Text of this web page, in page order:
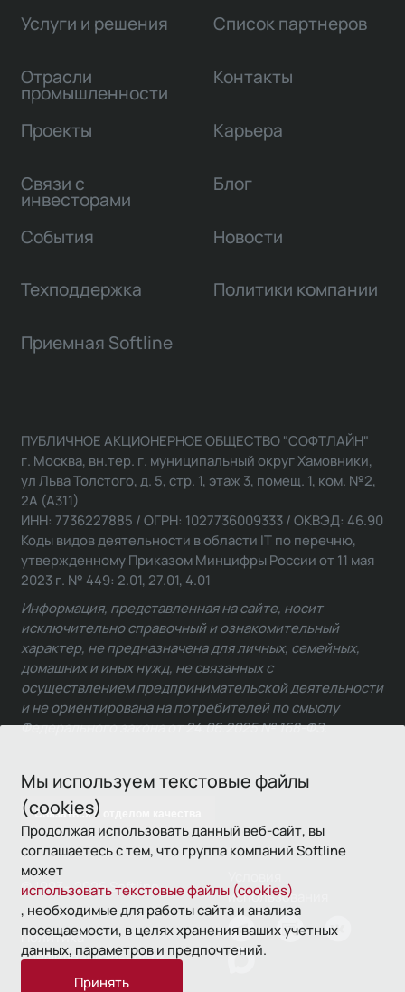
Мы используем текстовые файлы
(cookies)
Продолжая использовать данный веб-сайт, вы
соглашаетесь с тем, что группа компаний Softline
может
использовать текстовые файлы (cookies)
, необходимые для работы сайта и анализа
посещаемости, в целях хранения ваших учетных
данных, параметров и предпочтений.
Принять
Услуги и решения
Отрасли
промышленности
Проекты
Связи с
инвесторами
Список партнеров
Контакты
Карьера
Блог
События Новости
Техподдержка Политики компании
Приемная Softline
Связаться с отделом качества
ПУБЛИЧНОЕ АКЦИОНЕРНОЕ ОБЩЕСТВО "СОФТЛАЙН"
г. Москва, вн.тер. г. муниципальный округ Хамовники,
ул Льва Толстого, д. 5, стр. 1, этаж 3, помещ. 1, ком. №2,
2А (А311)
ИНН: 7736227885 / ОГРН: 1027736009333 / ОКВЭД: 46.90
Коды видов деятельности в области IT по перечню,
утвержденному Приказом Минцифры России от 11 мая
2023 г. № 449: 2.01, 27.01, 4.01
Информация, представленная на сайте, носит
исключительно справочный и ознакомительный
характер, не предназначена для личных, семейных,
домашних и иных нужд, не связанных с
осуществлением предпринимательской деятельности
и не ориентирована на потребителей по смыслу
Федерального закона от 24.06.2025 № 168-ФЗ.
© 1993—2026 Softline
использования
Политика
конфиденциальности